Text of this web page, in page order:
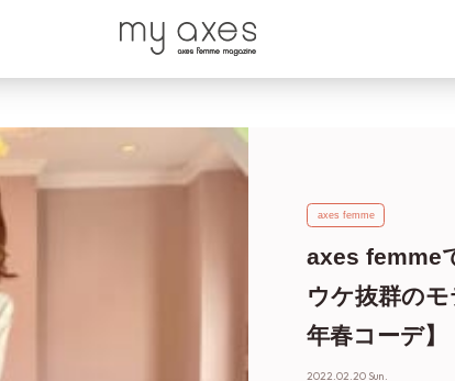
axes femme
axes femme
ウケ抜群の
年春コーデ】
2022.02.20 Sun.